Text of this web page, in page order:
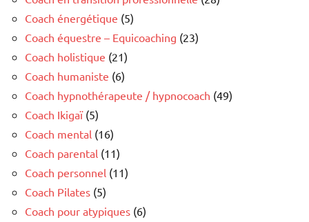
Coach énergétique (5)
Coach équestre – Equicoaching (23)
Coach holistique (21)
Coach humaniste (6)
Coach hypnothérapeute / hypnocoach (49)
Coach Ikigaï(5)
Coach mental (16)
Coach parental (11)
Coach personnel (11)
Coach Pilates (5)
Coach pour atypiques (6)